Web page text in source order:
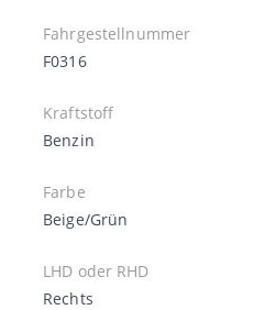
Fahrgestellnummer
F0316
Kraftstoff
Benzin
Farbe
Beige/Grün
LHD oder RHD
Rechts